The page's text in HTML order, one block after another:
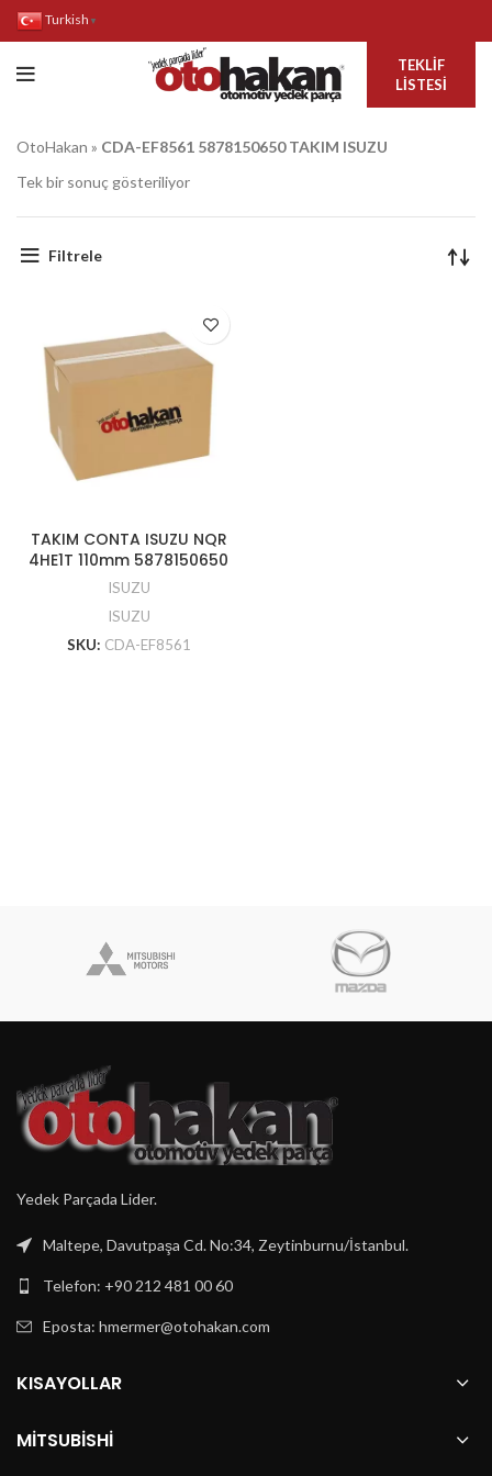
Turkish ▼
TEKLIF
LISTESI
OtoHakan » CDA-EF8561 5878150650 TAKIM ISUZU
Tek bir sonuç gösteriliyor
Filtrele
TAKIM CONTA ISUZU NQR
4HE1T 110mm 5878150650
ISUZU
ISUZU
SKU: CDA-EF8561
Yedek Parçada Lider.
Maltepe, Davutpaşa Cd. No:34, Zeytinburnu/İstanbul.
Telefon: +90 212 481 00 60
Eposta: hmermer@otohakan.com
KISAYOLLAR
MITSUBISHI